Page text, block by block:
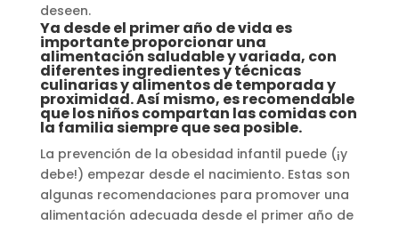
deseen.
Ya desde el primer año de vida es
importante proporcionar una
alimentación saludable y variada, con
diferentes ingredientes y técnicas
culinarias y alimentos de temporada y
proximidad. Así mismo, es recomendable
que los niños compartan las comidas con
la familia siempre que sea posible.
La prevención de la obesidad infantil puede (¡y
debe!) empezar desde el nacimiento. Estas son
algunas recomendaciones para promover una
alimentación adecuada desde el primer año de